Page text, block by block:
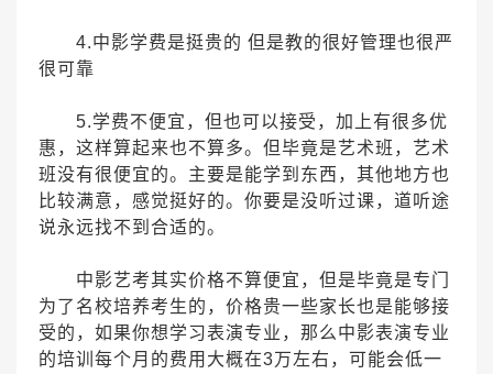
4.中影学费是挺贵的 但是教的很好管理也很严
很可靠
5.学费不便宜，但也可以接受，加上有很多优
惠，这样算起来也不算多。但毕竟是艺术班，艺术
班没有很便宜的。主要是能学到东西，其他地方也
比较满意，感觉挺好的。你要是没听过课，道听途
说永远找不到合适的。
中影艺考其实价格不算便宜，但是毕竟是专门
为了名校培养考生的，价格贵一些家长也是能够接
受的，如果你想学习表演专业，那么中影表演专业
的培训每个月的费用大概在3万左右，可能会低一